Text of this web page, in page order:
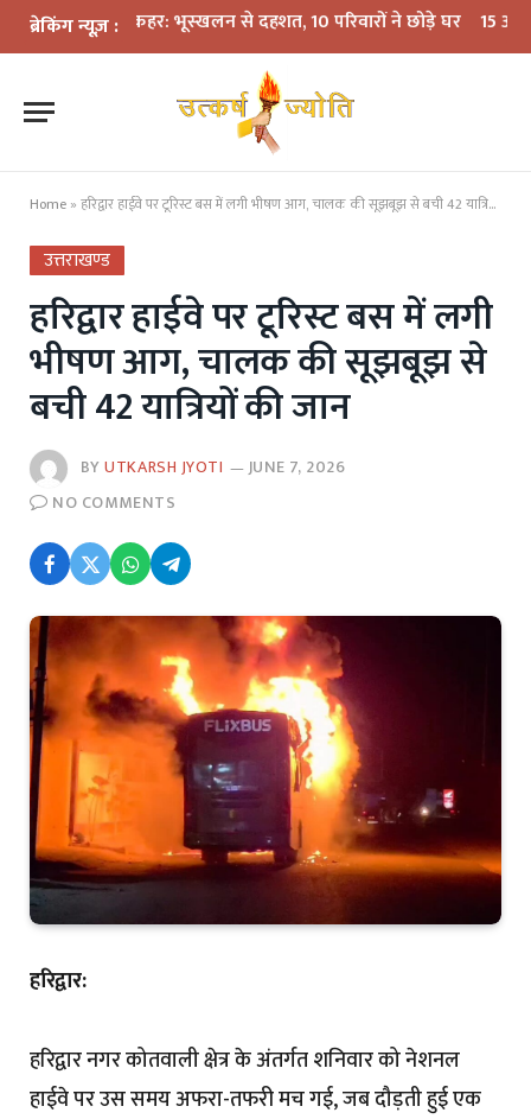
ब्रेकिंग न्यूज़ :
का कहर: भूस्खलन से दहशत, 10 परिवारों ने छोड़े घर 15 अगस्त तक
Home » हरिद्वार हाईवे पर टूरिस्ट बस में लगी भीषण आग, चालक की सूझबूझ से बची 42 यात्रियों की जान
उत्तराखण्ड
हरिद्वार हाईवे पर टूरिस्ट बस में लगी
भीषण आग, चालक की सूझबूझ से
बची 42 यात्रियों की जान
BYUTKARSH JYOTI
JUNE 7, 2026
NO COMMENTS
हरिद्वार:
हरिद्वार नगर कोतवाली क्षेत्र के अंतर्गत शनिवार को नेशनल
हाईवे पर उस समय अफरा-तफरी मच गई, जब दौड़ती हुई एक